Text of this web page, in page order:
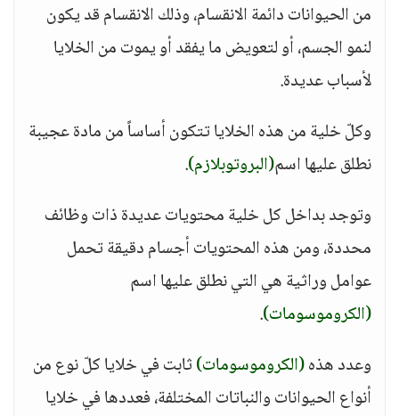
من الحيوانات دائمة الانقسام، وذلك الانقسام قد يكون
لنمو الجسم، أو لتعويض ما يفقد أو يموت من الخلايا
لأسباب عديدة.
وكلّ خلية من هذه الخلايا تتكون أساساً من مادة عجيبة
نطلق عليها اسم(البروتوبلازم).
وتوجد بداخل كل خلية محتويات عديدة ذات وظائف
محددة، ومن هذه المحتويات أجسام دقيقة تحمل
عوامل وراثية هي التي نطلق عليها اسم
(الكروموسومات).
وعدد هذه(الكروموسومات)ثابت في خلايا كلّ نوع من
أنواع الحيوانات والنباتات المختلفة، فعددها في خلايا